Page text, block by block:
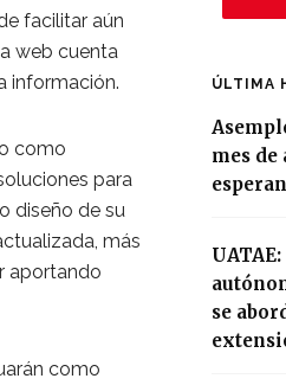
facilitar aún
web cuenta
información.
como
para
diseño de su
más
aportando
como
ÚLTIMA
mes
se